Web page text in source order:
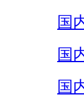
国
国
国